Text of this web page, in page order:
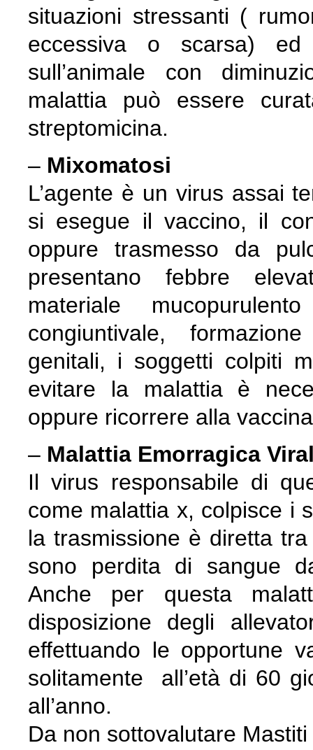
situazioni stressanti (
eccessiva o scarsa)
sull’animale con
malattia può essere
streptomicina.
– Mixomatosi
L’agente è un virus assai
si esegue il vaccino, il
oppure trasmesso da
presentano febbre
materiale
congiuntivale,
genitali, i soggetti colpiti
evitare la malattia è
oppure ricorrere alla
– Malattia Emorragica
Il virus responsabile di
come malattia x, colpisce i
la trasmissione è diretta
sono perdita di sangue
Anche per questa
disposizione degli
effettuando le opportune
solitamente all’età di 60
all’anno.
Da non sottovalutare